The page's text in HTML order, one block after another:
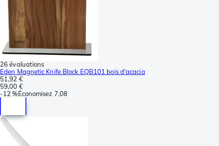
26 évaluations
Eden Magnetic Knife Block EQB101 bois d'acacia
51,92 €
59,00 €
-12 %Économisez 7,08